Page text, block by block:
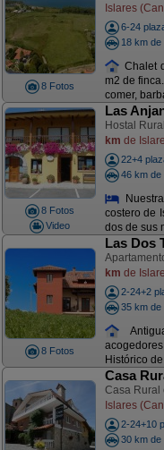
8 Fotos
Islares
6-24
18 km de
Chalet
m2 de
comer,
8 Fotos
Video
Las
Hostal
km de
22+4
46 km de
costero de
dos de sus
8 Fotos
Las Dos
km de
2-24+2
35 km de
Histórico
Casa
Casa Rural
Islares
2-24+10
30 km de